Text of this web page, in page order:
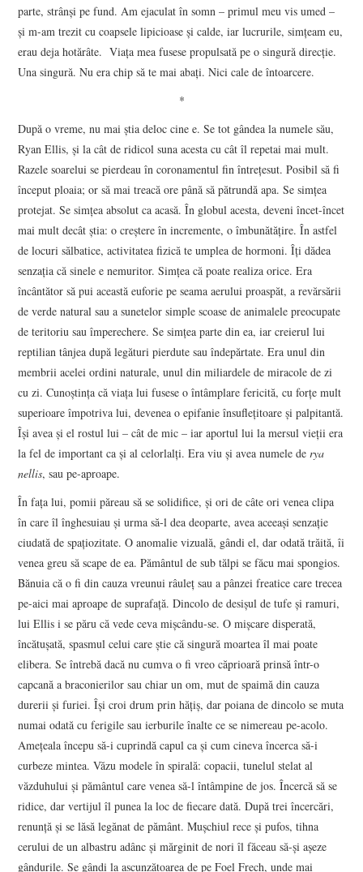
parte, strânși pe fund. Am ejaculat în somn – primul meu vis umed –
și m-am trezit cu coapsele lipicioase și calde, iar lucrurile, simțeam eu,
erau deja hotărâte. Viața mea fusese propulsată pe o singură direcție.
Una singură. Nu era chip să te mai abați. Nici cale de întoarcere.
*
După o vreme, nu mai știa deloc cine e. Se tot gândea la numele său,
Ryan Ellis, și la cât de ridicol suna acesta cu cât îl repetai mai mult.
Razele soarelui se pierdeau în coronamentul fin întrețesut. Posibil să fi
început ploaia; or să mai treacă ore până să pătrundă apa. Se simțea
protejat. Se simțea absolut ca acasă. În globul acesta, deveni încet-încet
mai mult decât știa: o creștere în incremente, o îmbunătățire. În astfel
de locuri sălbatice, activitatea fizică te umplea de hormoni. Îți dădea
senzația că sinele e nemuritor. Simțea că poate realiza orice. Era
încântător să pui această euforie pe seama aerului proaspăt, a revărsării
de verde natural sau a sunetelor simple scoase de animalele preocupate
de teritoriu sau împerechere. Se simțea parte din ea, iar creierul lui
reptilian tânjea după legături pierdute sau îndepărtate. Era unul din
membrii acelei ordini naturale, unul din miliardele de miracole de zi
cu zi. Cunoștința că viața lui fusese o întâmplare fericită, cu forțe mult
superioare împotriva lui, devenea o epifanie însuflețitoare și palpitantă.
Își avea și el rostul lui – cât de mic – iar aportul lui la mersul vieții era
la fel de important ca și al celorlalți. Era viu și avea numele derya
nellis, sau pe-aproape.
În fața lui, pomii păreau să se solidifice, și ori de câte ori venea clipa
în care îl înghesuiau și urma să-l dea deoparte, avea aceeași senzație
ciudată de spațiozitate. O anomalie vizuală, gândi el, dar odată trăită, îi
venea greu să scape de ea. Pământul de sub tălpi se făcu mai spongios.
Bănuia că o fi din cauza vreunui râuleț sau a pânzei freatice care trecea
pe-aici mai aproape de suprafață. Dincolo de desișul de tufe și ramuri,
lui Ellis i se păru că vede ceva mișcându-se. O mișcare disperată,
încătușată, spasmul celui care știe că singură moartea îl mai poate
elibera. Se întrebă dacă nu cumva o fi vreo căprioară prinsă într-o
capcană a braconierilor sau chiar un om, mut de spaimă din cauza
durerii și furiei. Își croi drum prin hățiș, dar poiana de dincolo se muta
numai odată cu ferigile sau ierburile înalte ce se nimereau pe-acolo.
Amețeala începu să-i cuprindă capul ca și cum cineva încerca să-i
curbeze mintea. Văzu modele în spirală: copacii, tunelul stelat al
văzduhului și pământul care venea să-l întâmpine de jos. Încercă să se
ridice, dar vertijul îl punea la loc de fiecare dată. După trei încercări,
renunță și se lăsă legănat de pământ. Mușchiul rece și pufos, tihna
cerului de un albastru adânc și mărginit de nori îl făceau să-și așeze
gândurile. Se gândi la ascunzătoarea de pe Foel Frech, unde mai